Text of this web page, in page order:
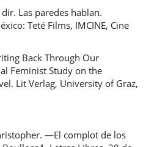
Las paredes hablan.
Teté Films, IMCINE, Cine
Back Through Our
Feminist Study on the
Lit Verlag, University of Graz,
―El complot de los